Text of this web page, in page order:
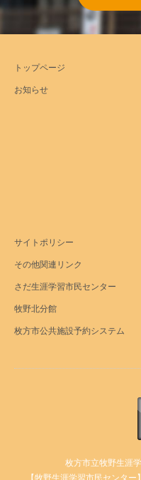
トップページ
お知らせ
サイトポリシー
その他関連リンク
さだ生涯学習市民センター
牧野北分館
枚方市公共施設予約システム
枚方市立牧野生涯
【牧野生涯学習市民センタ